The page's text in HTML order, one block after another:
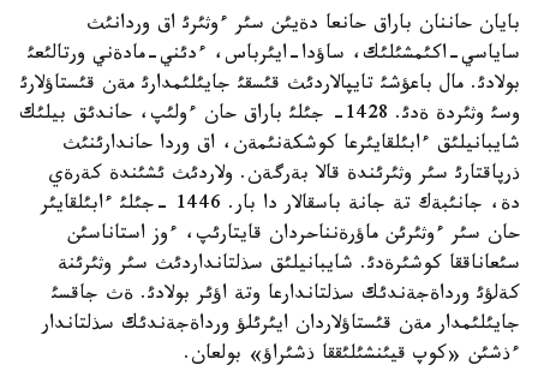
بايان حاننان باراق حانعا دةيئن سئر ءوثئرئ اق وردانئث
ساياسي-اكئمشئلئك، ساؤدا-ايئرباس، ءدئني-مادةني ورتالئعئ
بولادئ. مال باعؤشئ تايپالاردئث قئسقئ جايئلئمدارئ مةن قئستاؤلارئ
وسئ وثئردة ةدئ. 1428- جئلئ باراق حان ءولئپ، حاندئق بيلئك
شايبانيلئق ءابئلقايئرعا كوشكةنئمةن، اق وردا حاندارئنئث
ذرپاقتارئ سئر وثئرئندة قالا بةرگةن. ولاردئث ئشئندة كةرةي
دة، جانئبةك تة جانة باسقالار دا بار. 1446 -جئلئ ءابئلقايئر
حان سئر ءوثئرئن ماؤرةنناحردان قايتارئپ، ءوز استاناسئن
سئعاناققا كوشئرةدئ. شايبانيلئق سذلتانداردئث سئر وثئرئنة
كةلؤئ ورداةجةندئك سذلتاندارعا وتة اؤئر بولادئ. ةث جاقسئ
جايئلئمدار مةن قئستاؤلاردان ايئرئلؤ ورداةجةندئك سذلتاندار
ءذشئن «كوپ قيئنشئلئققا ذشئراؤ» بولعان.